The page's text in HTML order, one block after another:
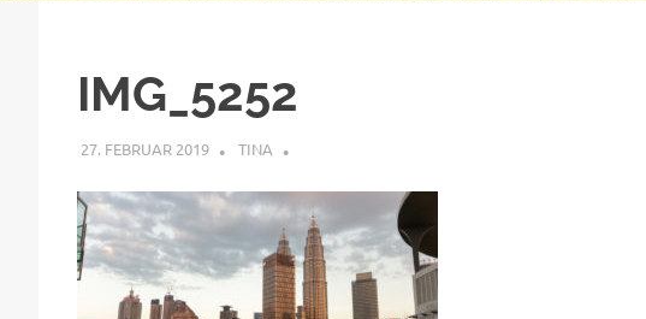
IMG_5252
27. FEBRUAR 2019 TINA